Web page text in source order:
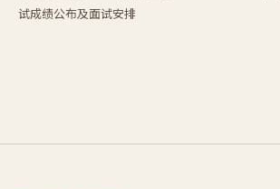
试成绩公布及面试安排